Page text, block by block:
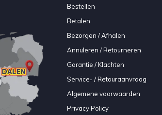
Bestellen
Betalen
Bezorgen / Afhalen
Annuleren / Retourneren
Garantie / Klachten
Service- / Retouraanvraag
Algemene voorwaarden
Privacy Policy